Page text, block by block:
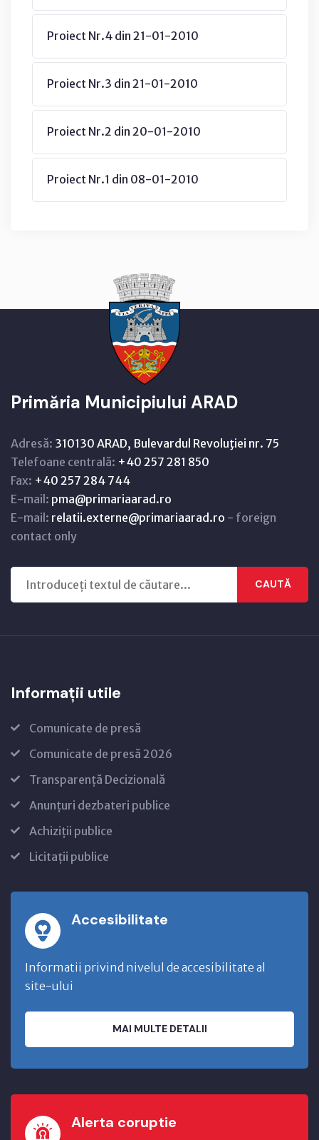
Proiect Nr.4 din 21-01-2010
Proiect Nr.3 din 21-01-2010
Proiect Nr.2 din 20-01-2010
Proiect Nr.1 din 08-01-2010
Primăria Municipiului ARAD
Adresă: 310130 ARAD, Bulevardul Revoluţiei nr. 75
Telefoane centrală: +40 257 281 850
Fax: +40 257 284 744
E-mail: pma@primariaarad.ro
E-mail: relatii.externe@primariaarad.ro - foreign
contact only
CAUTĂ
Informații utile
Comunicate de presă
Comunicate de presă 2026
Transparență Decizională
Anunțuri dezbateri publice
Achiziții publice
Licitații publice
Accesibilitate
Informatii privind nivelul de accesibilitate al
site-ului
MAI MULTE DETALII
Alerta coruptie